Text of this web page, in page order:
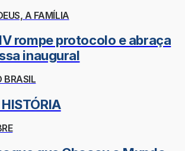
A FAMÍLIA
rompe protocolo e abraça
inaugural
BRASIL